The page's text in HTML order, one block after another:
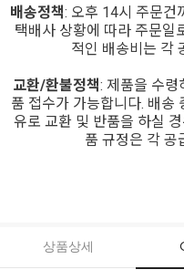
배송정책: 오후 14시 주문건
택배사 상황에 따라 주문
적인 배송비는 각
교환/환불정책: 제품을 수
품 접수가 가능합니다. 배송
유로 교환 및 반품을 하실
품 규정은 각 공
상품상세